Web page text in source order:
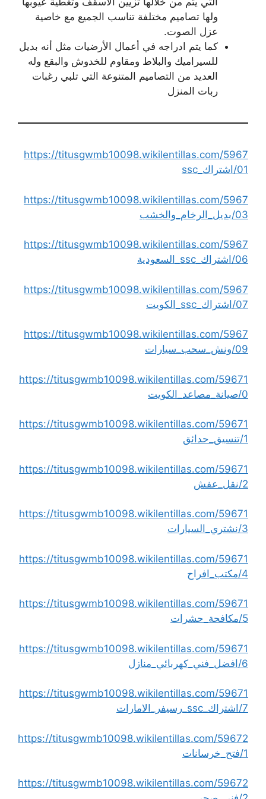
ولها تصاميم مختلفة تناسب الجميع مع خاصية
عزل الصوت.
كما يتم ادراجه في أعمال الأرضيات مثل أنه بديل
للسيراميك والبلاط ومقاوم للخدوش والبقع وله
العديد من التصاميم المتنوعة التي تلبي رغبات
ربات المنزل
https://titusgwmb10098.wikilentillas.com/5967
01/اشتراك_ssc
https://titusgwmb10098.wikilentillas.com/5967
03/بديل_الرخام_والخشب
https://titusgwmb10098.wikilentillas.com/5967
06/اشتراك_ssc_السعودية
https://titusgwmb10098.wikilentillas.com/5967
07/اشتراك_ssc_الكويت
https://titusgwmb10098.wikilentillas.com/5967
09/ونش_سحب_سيارات
https://titusgwmb10098.wikilentillas.com/59671
0/صيانة_مصاعد_الكويت
https://titusgwmb10098.wikilentillas.com/59671
1/تنسيق_حدائق
https://titusgwmb10098.wikilentillas.com/59671
2/نقل_عفش
https://titusgwmb10098.wikilentillas.com/59671
3/نشتري_السيارات
https://titusgwmb10098.wikilentillas.com/59671
4/مكتب_افراح
https://titusgwmb10098.wikilentillas.com/59671
5/مكافحة_حشرات
https://titusgwmb10098.wikilentillas.com/59671
6/افضل_فني_كهربائي_منازل
https://titusgwmb10098.wikilentillas.com/59671
7/اشتراك_ssc_رسيفر_الامارات
https://titusgwmb10098.wikilentillas.com/59672
1/فتح_خرسانات
https://titusgwmb10098.wikilentillas.com/59672